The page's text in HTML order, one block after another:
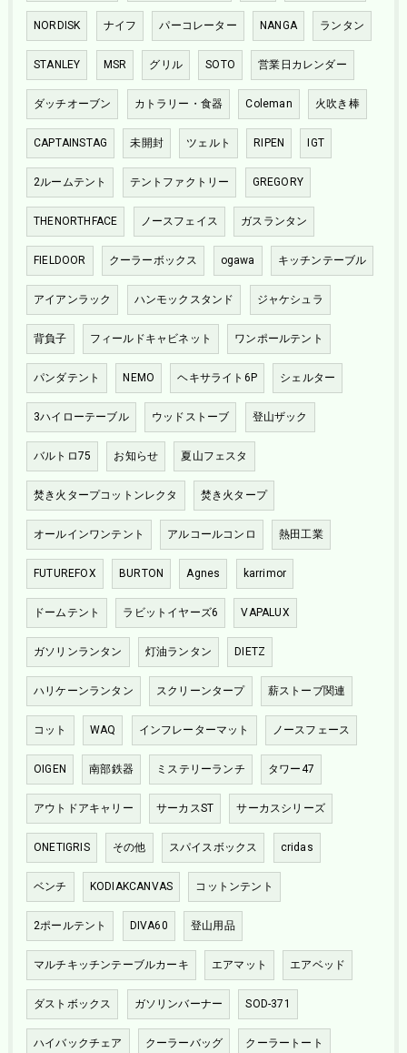
NORDISK ナイフ パーコレーター NANGA ランタン
STANLEY MSR グリル SOTO 営業日カレンダー
ダッチオーブン カトラリー・食器 Coleman 火吹き棒
CAPTAINSTAG 未開封 ツェルト RIPEN IGT
2ルームテント テントファクトリー GREGORY
THENORTHFACE ノースフェイス ガスランタン
FIELDOOR クーラーボックス ogawa キッチンテーブル
アイアンラック ハンモックスタンド ジャケシュラ
背負子 フィールドキャビネット ワンポールテント
パンダテント NEMO ヘキサライト6P シェルター
3ハイローテーブル ウッドストーブ 登山ザック
バルトロ75 お知らせ 夏山フェスタ
焚き火タープコットンレクタ 焚き火タープ
オールインワンテント アルコールコンロ 熱田工業
FUTUREFOX BURTON Agnes karrimor
ドームテント ラビットイヤーズ6 VAPALUX
ガソリンランタン 灯油ランタン DIETZ
ハリケーンランタン スクリーンタープ 薪ストーブ関連
コット WAQ インフレーターマット ノースフェース
OIGEN 南部鉄器 ミステリーランチ タワー47
アウトドアキャリー サーカスST サーカスシリーズ
ONETIGRIS その他 スパイスボックス cridas
ベンチ KODIAKCANVAS コットンテント
2ポールテント DIVA60 登山用品
マルチキッチンテーブルカーキ エアマット エアベッド
ダストボックス ガソリンバーナー SOD-371
ハイバックチェア クーラーバッグ クーラートート